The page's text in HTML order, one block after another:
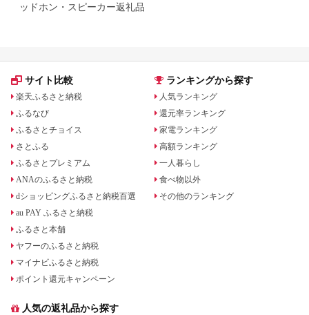
ッドホン・スピーカー返礼品
サイト比較
楽天ふるさと納税
ふるなび
ふるさとチョイス
さとふる
ふるさとプレミアム
ANAのふるさと納税
dショッピングふるさと納税百選
au PAY ふるさと納税
ふるさと本舗
ヤフーのふるさと納税
マイナビふるさと納税
ポイント還元キャンペーン
ランキングから探す
人気ランキング
還元率ランキング
家電ランキング
高額ランキング
一人暮らし
食べ物以外
その他のランキング
人気の返礼品から探す